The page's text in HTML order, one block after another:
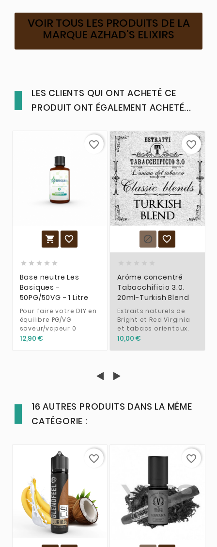
VOIR TOUS LES PRODUITS DE LA
MARQUE AZHAD'S ELIXIRS
LES CLIENTS QUI ONT ACHETÉ CE
PRODUIT ONT ÉGALEMENT ACHETÉ...
 
    
Base neutre Les
Basiques -
50PG/50VG - 1 Litre
Pour faire votre DIY en
équilibre PG/VG
saveur/vapeur 0
12,90 €
favorite_border
 
Arôme concentré
Tabacchificio 3.0.
20ml-Turkish Blend
Extraits naturels de
Bright et Red Virginia
et tabacs orientaux.
10,00 €
favorite_border
16 AUTRES PRODUITS DANS LA MÊME
CATÉGORIE :
favorite_border favorite_border